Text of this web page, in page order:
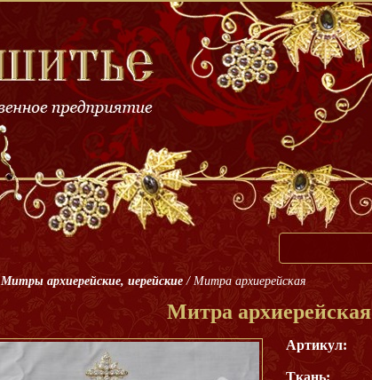
Митры архиерейские, иерейские / Митра архиерейская
Митра архиерейская
Артикул:
Ткань: